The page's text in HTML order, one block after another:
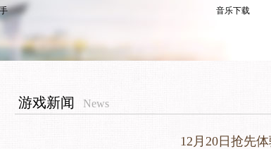
音乐下载
游戏新闻 News
12月20日抢先